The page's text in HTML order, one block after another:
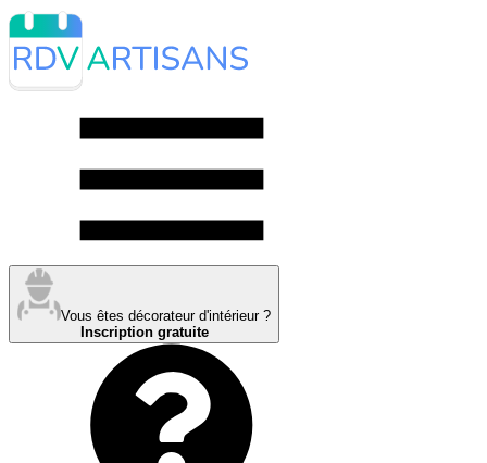
Vous êtes décorateur d'intérieur ?
Inscription gratuite